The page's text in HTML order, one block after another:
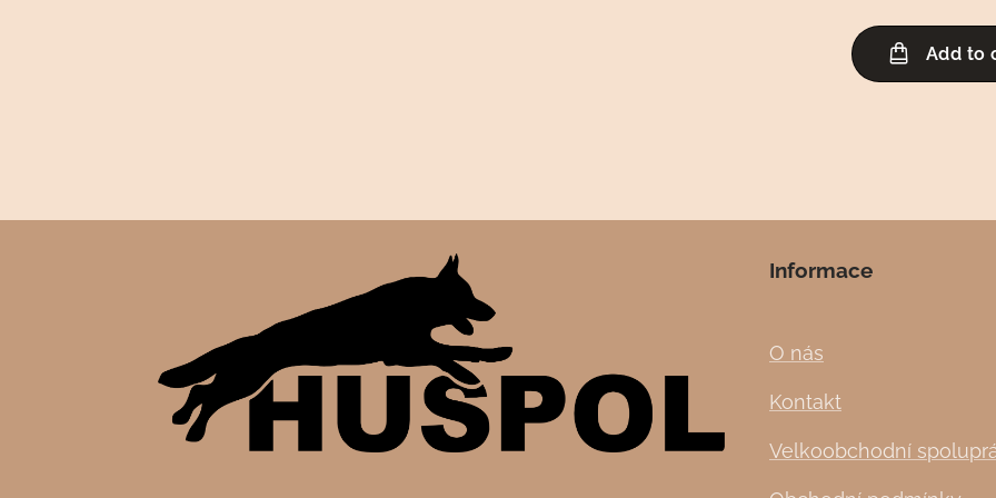
Add to
Informace
O nás
Kontakt
Velkoobchodní